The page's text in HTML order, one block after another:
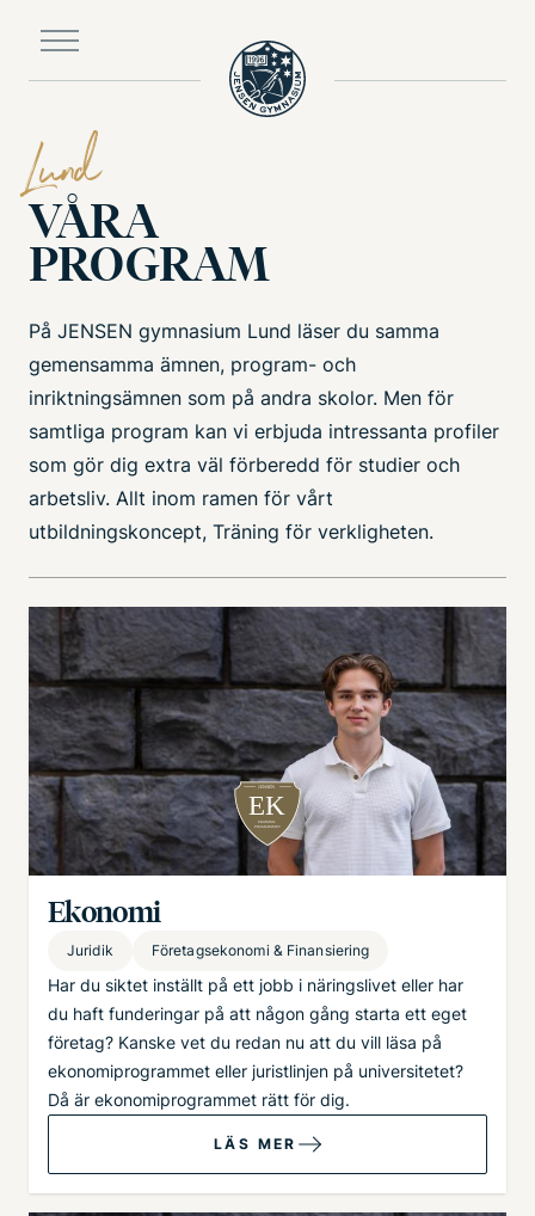
huvudinnehållet
Lund
VÅRA
PROGRAM
På JENSEN gymnasium Lund läser du samma
gemensamma ämnen, program- och
inriktningsämnen som på andra skolor. Men för
samtliga program kan vi erbjuda intressanta profiler
som gör dig extra väl förberedd för studier och
arbetsliv. Allt inom ramen för vårt
utbildningskoncept, Träning för verkligheten.
Bild
Ekonomi­
Juridik Företagsekonomi & Finansiering
Har du siktet inställt på ett jobb i näringslivet eller har
du haft funderingar på att någon gång starta ett eget
företag? Kanske vet du redan nu att du vill läsa på
ekonomiprogrammet eller juristlinjen på universitetet?
Då är ekonomiprogrammet rätt för dig.
LÄS MER